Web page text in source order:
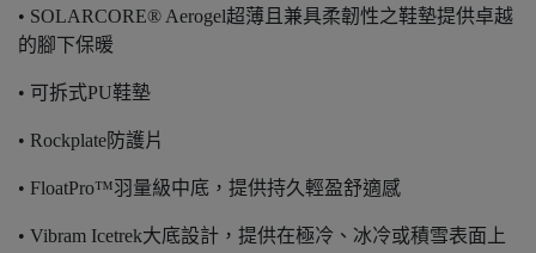
• SOLARCORE® Aerogel超薄且兼具柔韌性之鞋墊提供卓越
的腳下保暖
• 可拆式PU鞋墊
• Rockplate防護片
• FloatPro™羽量級中底，提供持久輕盈舒適感
• Vibram Icetrek大底設計，提供在極冷、冰冷或積雪表面上